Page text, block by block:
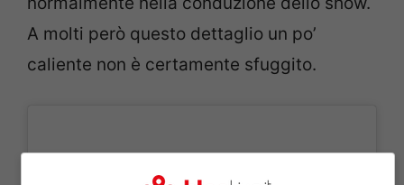
A molti però questo dettaglio un po’
caliente non è certamente sfuggito.